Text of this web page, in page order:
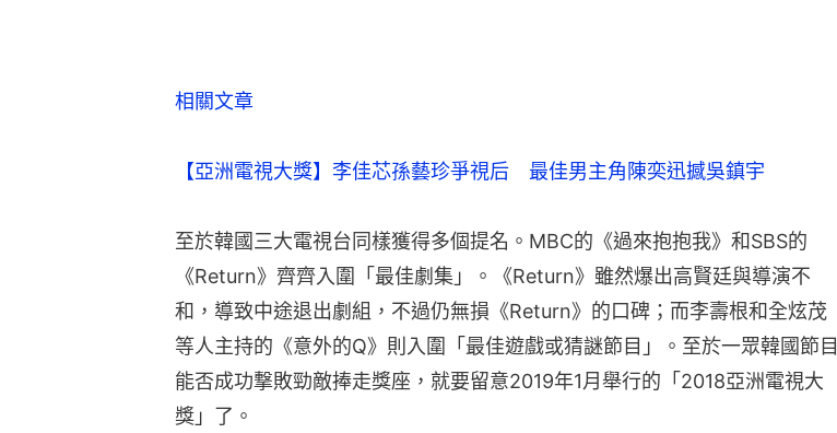
相關文章
【亞洲電視大獎】李佳芯孫藝珍爭視后　最佳男主角陳奕迅撼吳鎮宇
至於韓國三大電視台同樣獲得多個提名。MBC的《過來抱抱我》和SBS的
《Return》齊齊入圍「最佳劇集」。《Return》雖然爆出高賢廷與導演不
和，導致中途退出劇組，不過仍無損《Return》的口碑；而李壽根和全炫茂
等人主持的《意外的Q》則入圍「最佳遊戲或猜謎節目」。至於一眾韓國節目
能否成功撃敗勁敵捧走獎座，就要留意2019年1月舉行的「2018亞洲電視大
獎」了。